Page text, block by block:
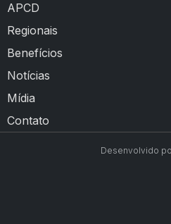
APCD
Regionais
Benefícios
Notícias
Mídia
Contato
Desenvolvido